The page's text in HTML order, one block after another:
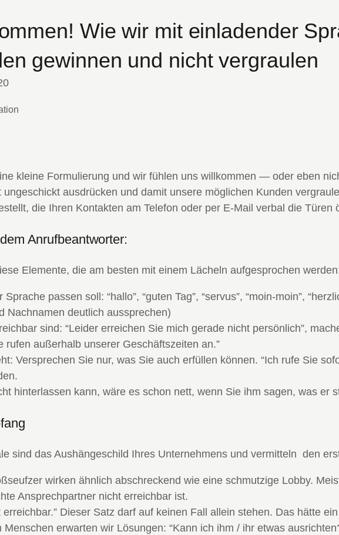
Wie wir mit einladender
gewinnen und nicht vergraulen
kleine Formulierung und wir fühlen uns willkommen — oder eben
ausdrücken und damit unsere möglichen Kunden
die Ihren Kontakten am Telefon oder per E-Mail verbal die Türen
Anrufbeantworter:
Elemente, die am besten mit einem Lächeln aufgesprochen
passen soll: “hallo”, “guten Tag”, “servus”, “moin-moin”,
Nachnamen deutlich aussprechen)
sind: “Leider erreichen Sie mich gerade nicht persönlich”,
rufen außerhalb unserer Geschäftszeiten an.”
Versprechen Sie nur, was Sie auch erfüllen können. “Ich rufe Sie
hinterlassen kann, wäre es schon nett, wenn Sie ihm sagen, was er
sind das Aushängeschild Ihres Unternehmens und vermitteln den
wirken ähnlich abschreckend wie eine schmutzige Lobby.
Ansprechpartner nicht erreichbar ist.
Dieser Satz darf auf keinen Fall allein stehen. Das hätte
erwarten wir Lösungen: “Kann ich ihm / ihr etwas